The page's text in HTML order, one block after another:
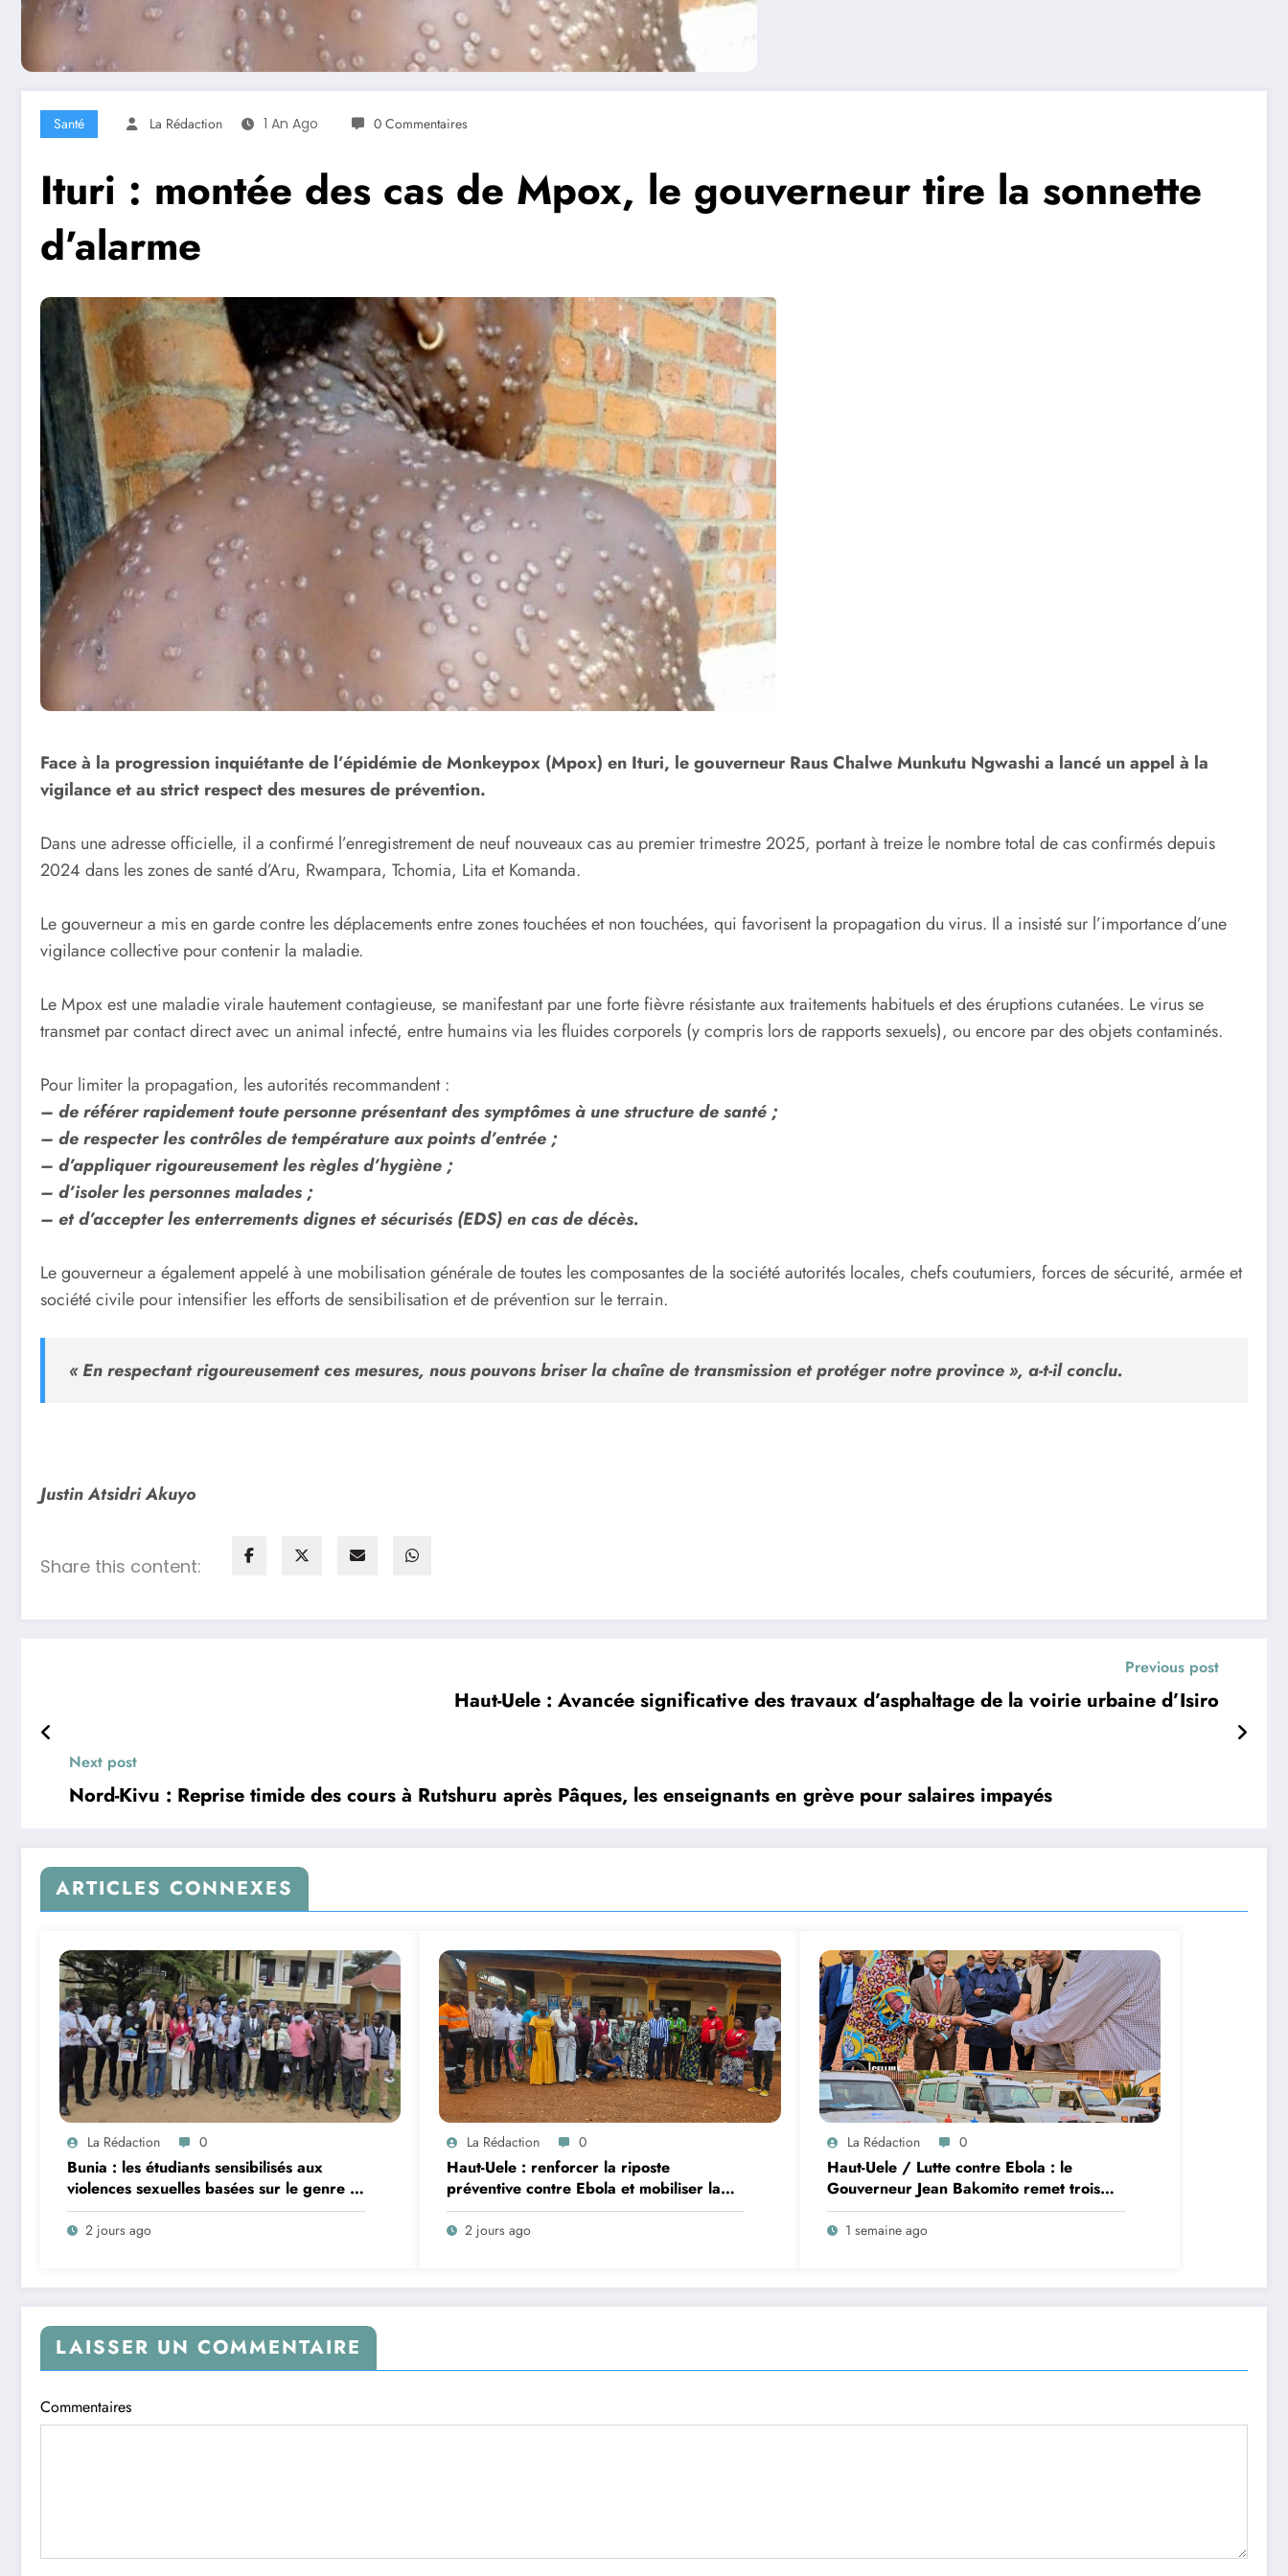
Santé La Rédaction 1 An Ago 0 Commentaires
Ituri : montée des cas de Mpox, le gouverneur tire la sonnette
d’alarme
Face à la progression inquiétante de l’épidémie de Monkeypox (Mpox) en Ituri, le gouverneur Raus Chalwe Munkutu Ngwashi a lancé un appel à la
vigilance et au strict respect des mesures de prévention.
Dans une adresse officielle, il a confirmé l’enregistrement de neuf nouveaux cas au premier trimestre 2025, portant à treize le nombre total de cas confirmés depuis
2024 dans les zones de santé d’Aru, Rwampara, Tchomia, Lita et Komanda.
Le gouverneur a mis en garde contre les déplacements entre zones touchées et non touchées, qui favorisent la propagation du virus. Il a insisté sur l’importance d’une
vigilance collective pour contenir la maladie.
Le Mpox est une maladie virale hautement contagieuse, se manifestant par une forte fièvre résistante aux traitements habituels et des éruptions cutanées. Le virus se
transmet par contact direct avec un animal infecté, entre humains via les fluides corporels (y compris lors de rapports sexuels), ou encore par des objets contaminés.
Pour limiter la propagation, les autorités recommandent :
– de référer rapidement toute personne présentant des symptômes à une structure de santé ;
– de respecter les contrôles de température aux points d’entrée ;
– d’appliquer rigoureusement les règles d’hygiène ;
– d’isoler les personnes malades ;
– et d’accepter les enterrements dignes et sécurisés (EDS) en cas de décès.
Le gouverneur a également appelé à une mobilisation générale de toutes les composantes de la société autorités locales, chefs coutumiers, forces de sécurité, armée et
société civile pour intensifier les efforts de sensibilisation et de prévention sur le terrain.
« En respectant rigoureusement ces mesures, nous pouvons briser la chaîne de transmission et protéger notre province », a-t-il conclu.
Justin Atsidri Akuyo
Share this content:
Previous post
Haut-Uele : Avancée significative des travaux d’asphaltage de la voirie urbaine d’Isiro
Next post
Nord-Kivu : Reprise timide des cours à Rutshuru après Pâques, les enseignants en grève pour salaires impayés
ARTICLES CONNEXES
La Rédaction 0
Bunia : les étudiants sensibilisés aux
violences sexuelles basées sur le genre et
au harcèlement sexuel en milieu
universitaire
2 jours ago
La Rédaction 0
Haut-Uele : renforcer la riposte
préventive contre Ebola et mobiliser la
population, objectif d’une réunion de
coordination tenue dans la Zone de Santé
2 jours ago
La Rédaction 0
Haut-Uele / Lutte contre Ebola : le
Gouverneur Jean Bakomito remet trois
ambulances du Gouvernement central
aux équipes de riposte
1 semaine ago
LAISSER UN COMMENTAIRE
Commentaires